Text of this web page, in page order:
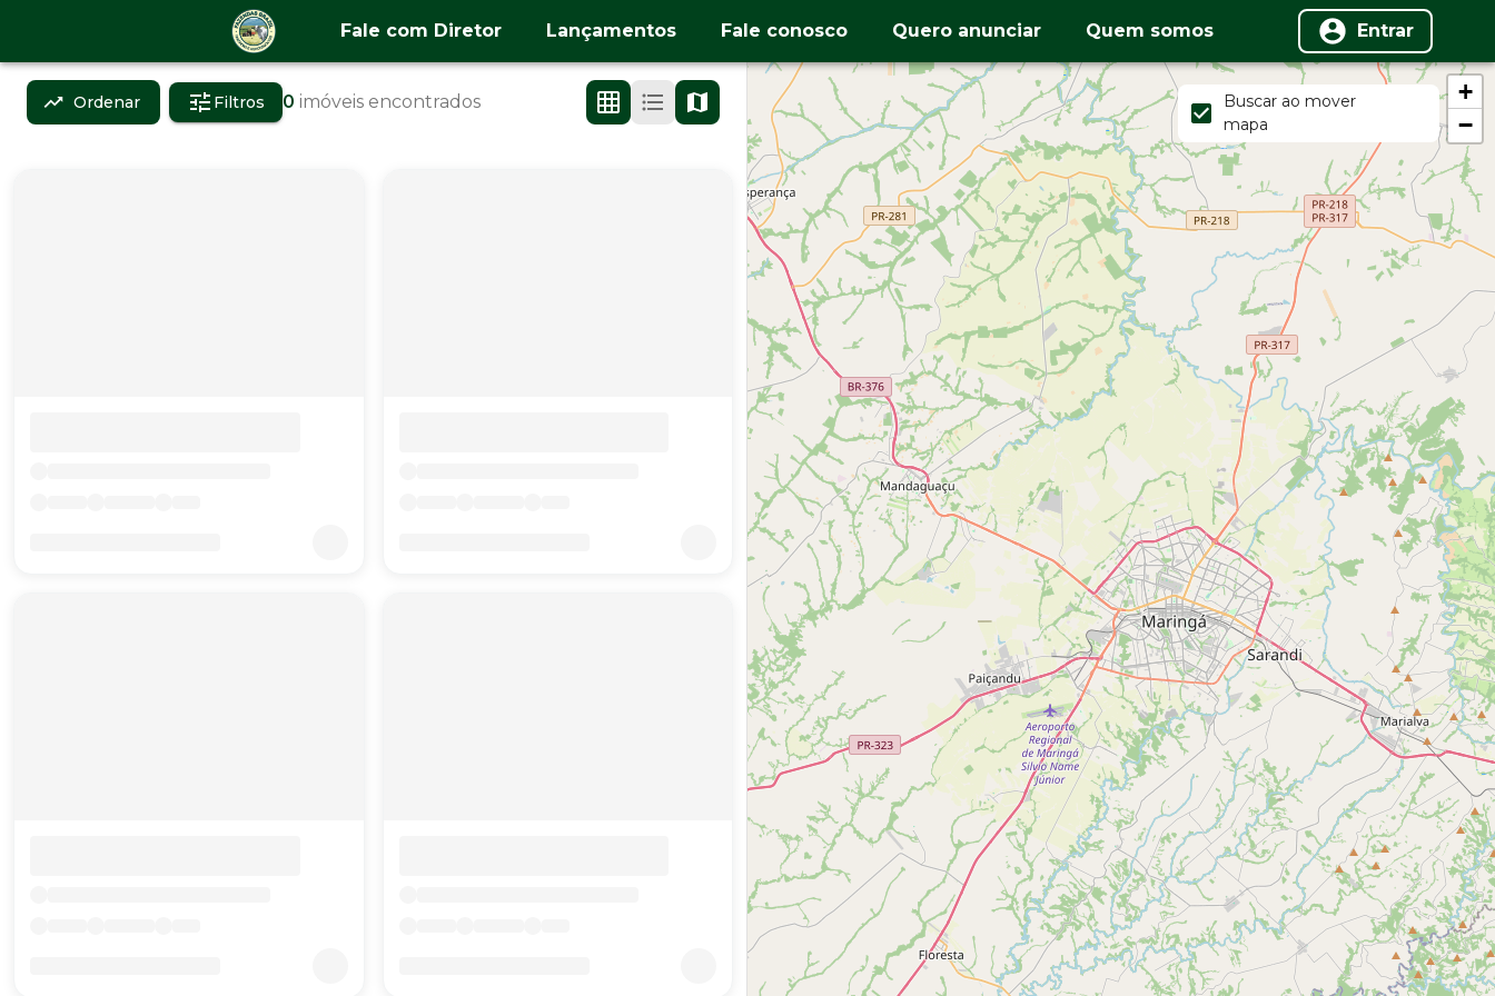
Fale com Diretor Lançamentos Fale conosco Quero anunciar Quem somos Entrar
Ordenar Filtros 0 imóveis encontrados
+
−
Buscar ao mover
mapa